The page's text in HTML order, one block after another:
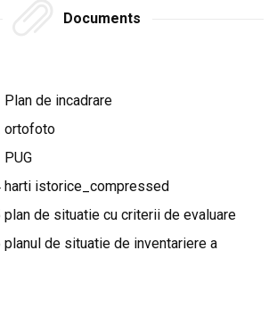
Documents
de incadrare
ortofoto
harti istorice_compressed
de situatie cu criterii de evaluare
de situatie de inventariere a